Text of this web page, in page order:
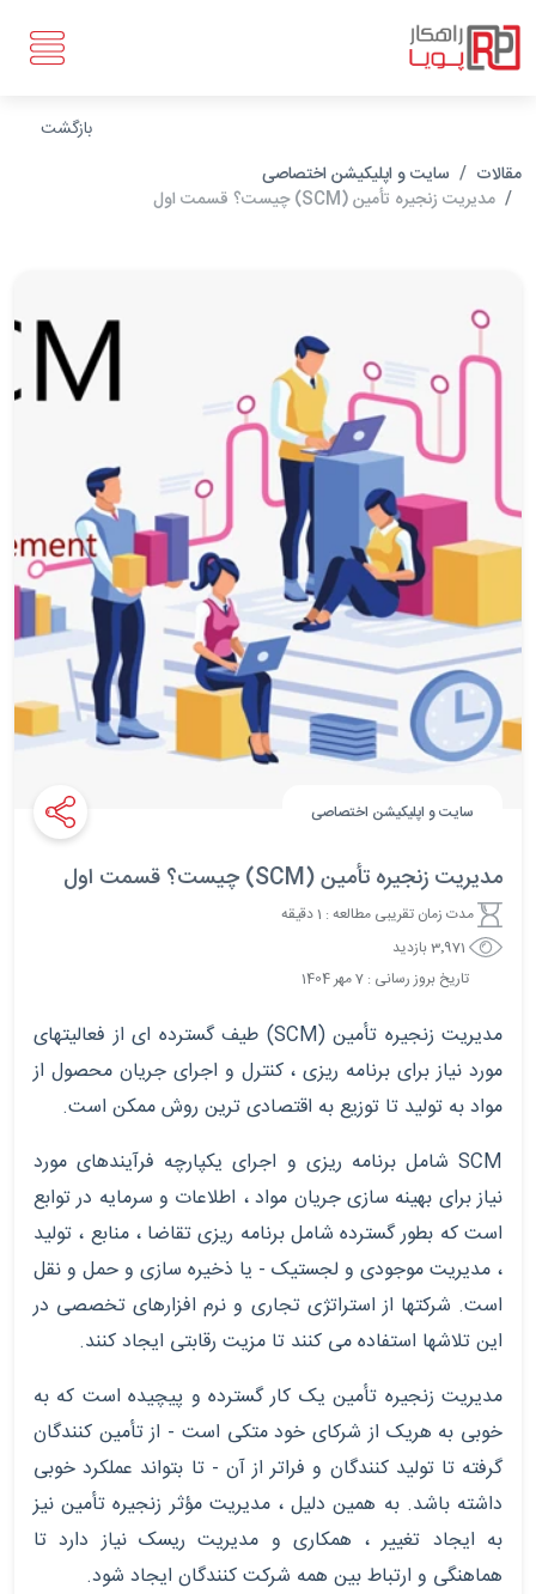
مقالات
سایت و اپلیکیشن اختصاصی
مدیریت زنجیره تأمین (SCM) چیست؟ قسمت اول
بازگشت
سایت و اپلیکیشن اختصاصی
مدیریت زنجیره تأمین (SCM) چیست؟ قسمت اول
مدت زمان تقریبی مطالعه : 1 دقیقه
3٬971 بازدید
تاریخ بروز رسانی : 7مهر 1404
مدیریت زنجیره تأمین (SCM) طیف گسترده ای از فعالیتهای
مورد نیاز برای برنامه ریزی ، کنترل و اجرای جریان محصول از
مواد به تولید تا توزیع به اقتصادی ترین روش ممکن است.
SCM شامل برنامه ریزی و اجرای یکپارچه فرآیندهای مورد
نیاز برای بهینه سازی جریان مواد ، اطلاعات و سرمایه در توابع
است که بطور گسترده شامل برنامه ریزی تقاضا ، منابع ، تولید
، مدیریت موجودی و لجستیک - یا ذخیره سازی و حمل و نقل
است. شرکتها از استراتژی تجاری و نرم افزارهای تخصصی در
این تلاشها استفاده می کنند تا مزیت رقابتی ایجاد کنند.
مدیریت زنجیره تأمین یک کار گسترده و پیچیده است که به
خوبی به هریک از شرکای خود متکی است - از تأمین کنندگان
گرفته تا تولید کنندگان و فراتر از آن - تا بتواند عملکرد خوبی
داشته باشد. به همین دلیل ، مدیریت مؤثر زنجیره تأمین نیز
به ایجاد تغییر ، همکاری و مدیریت ریسک نیاز دارد تا
هماهنگی و ارتباط بین همه شرکت کنندگان ایجاد شود.